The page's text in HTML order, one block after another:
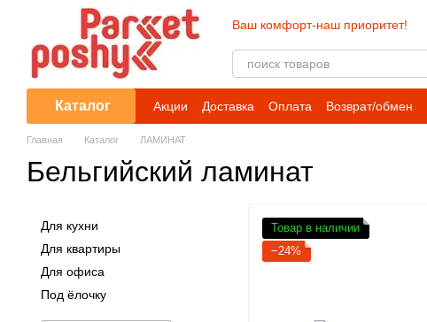
Перейти к основному контенту
Ваш комфорт-наш приоритет!
Каталог Акции Доставка Оплата Возврат/обмен
Главная Каталог ЛАМИНАТ
Бельгийский ламинат
Товар в наличии
−24%
Для кухни
Для квартиры
Для офиса
Под ёлочку